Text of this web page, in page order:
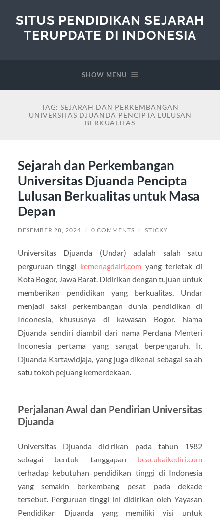
SITUS PENDIDIKAN SEJARAH
TERUPDATE DI INDONESIA
SHOW MENU
TAG: SEJARAH DAN PERKEMBANGAN
UNIVERSITAS DJUANDA PENCIPTA LULUSAN
BERKUALITAS
Sejarah dan Perkembangan
Universitas Djuanda Pencipta
Lulusan Berkualitas untuk Masa
Depan
DESEMBER 28, 2024 / 0 COMMENTS / STICKY
Universitas Djuanda (Undar) adalah salah satu
perguruan tinggi kemenagdairi.com yang terletak di
Kota Bogor, Jawa Barat. Didirikan dengan tujuan untuk
memberikan pendidikan yang berkualitas, Undar
menjadi saksi perkembangan dunia pendidikan di
Indonesia, khususnya di kawasan Bogor. Nama
Djuanda sendiri diambil dari nama Perdana Menteri
Indonesia pertama yang sangat berpengaruh, Ir.
Djuanda Kartawidjaja, yang juga dikenal sebagai salah
satu tokoh pejuang kemerdekaan.
Perjalanan Awal dan Pendirian Universitas
Djuanda
Universitas Djuanda didirikan pada tahun 1982
sebagai bentuk tanggapan beacukaikediri.com
terhadap kebutuhan pendidikan tinggi di Indonesia
yang semakin berkembang pesat pada dekade
tersebut. Perguruan tinggi ini didirikan oleh Yayasan
Pendidikan Djuanda yang memiliki visi untuk